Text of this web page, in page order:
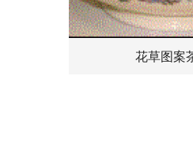
花草图案